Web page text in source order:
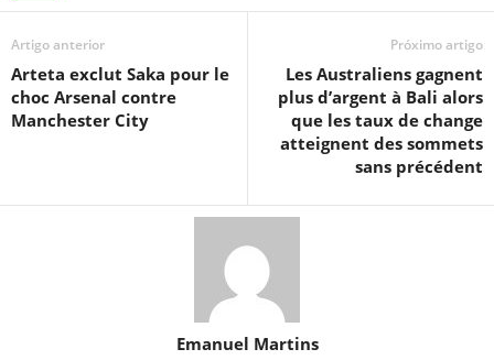
Artigo anterior
Arteta exclut Saka pour le
choc Arsenal contre
Manchester City
Próximo artigo
Les Australiens gagnent
plus d’argent à Bali alors
que les taux de change
atteignent des sommets
sans précédent
Emanuel Martins